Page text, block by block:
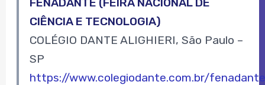
CIÊNCIA E TECNOLOGIA)
COLÉGIO DANTE ALIGHIERI, São Paulo –
SP
https://www.colegiodante.com.br/